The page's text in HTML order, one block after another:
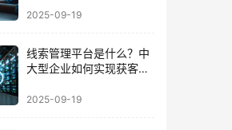
2025-09-19
线索管理平台是什么？中
大型企业如何实现获客到
2025-09-19